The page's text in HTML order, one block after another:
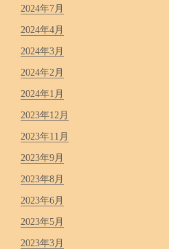
2024年7月
2024年4月
2024年3月
2024年2月
2024年1月
2023年12月
2023年11月
2023年9月
2023年8月
2023年6月
2023年5月
2023年3月